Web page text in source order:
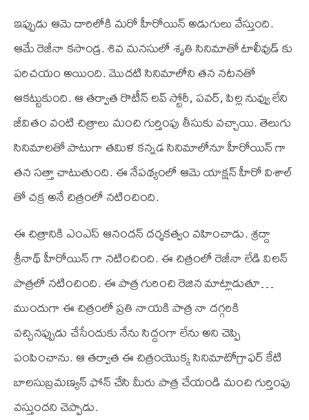
ఇప్పుడు ఆమె దారిలోకి మరో హీరోయిన్ అడుగులు వేస్తుంది.
ఆమే రెజీనా కసాండ్ర. శివ మనసులో శృతి సినిమాతో టాలీవుడ్ కు
పరిచయం అయింది. మొదటి సినిమాలోని తన నటనతో
ఆకట్టుకుంది. ఆ తర్వాత రొటీన్ లవ్ స్టోరీ, పవర్, పిల్ల నువ్వు లేని
జీవితం వంటి చిత్రాలు మంచి గుర్తింపు తీసుకు వచ్చాయి. తెలుగు
సినిమాలతో పాటుగా తమిళ కన్నడ సినిమాలోనూ హీరోయిన్ గా
తన సత్తా చాటుతుంది. ఈ నేపథ్యంలో ఆమె యాక్షన్ హీరో విశాల్
తో చక్ర అనే చిత్రంలో నటించింది.
ఈ చిత్రానికి ఎం‌ఎస్ ఆనందన్ దర్శకత్వం వహించాడు. శ్రద్దా
శ్రీనాథ్ హీరోయిన్ గా నటించింది. ఈ చిత్రంలో రెజీనా లేడి విలన్
పాత్రలో నటించింది. ఈ పాత్ర గురించి రెజిన మాట్లాడుతూ…
ముందుగా ఈ చిత్రంలో ప్రతి నాయకి పాత్ర నా దగ్గరికి
వచ్చినప్పుడు చేసేందుకు నేను సిద్దంగా లేను అని చెప్పి
పంపించాను. ఆ తర్వాత ఈ చిత్రంయొక్క సినిమాటోగ్రాఫర్ కే‌టి
బాలసుబ్రమణ్యన్ ఫోన్ చేసి మీరు పాత్ర చేయండి మంచి గుర్తింపు
వస్తుందని చెప్పాడు.